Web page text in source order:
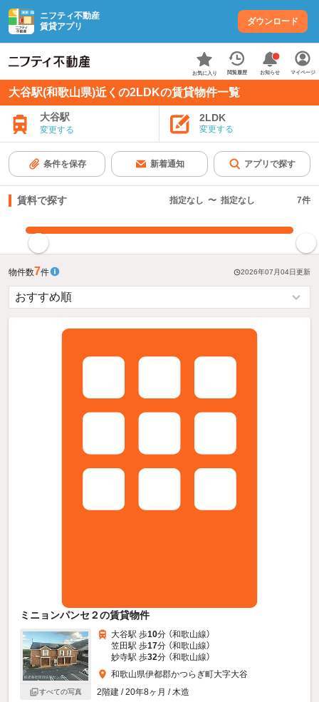
ニフティ不動産
賃貸アプリ
ダウンロード
お気に入り 閲覧履歴 お知らせ マイページ
大谷駅(和歌山県)近くの2LDKの賃貸物件一覧
大谷駅
変更する
2LDK
変更する
条件を保存 新着通知 アプリで探す
賃料で探す 指定なし 〜 指定なし 7件
物件数7件 2026年07月04日更新
ミニョンパンセ２の賃貸物件
すべての写真
大谷駅 歩10分 （和歌山線）
笠田駅 歩17分 （和歌山線）
妙寺駅 歩32分 （和歌山線）
和歌山県伊都郡かつらぎ町大字大谷
2階建 / 20年8ヶ月 / 木造